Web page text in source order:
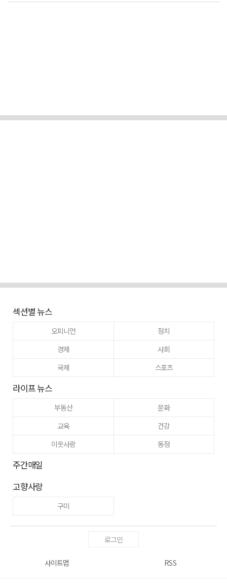
섹션별 뉴스
오피니언
정치
경제
사회
국제
스포츠
라이프 뉴스
부동산
문화
교육
건강
이웃사랑
동정
주간매일
고향사랑
구미
로그인
사이트맵 RSS